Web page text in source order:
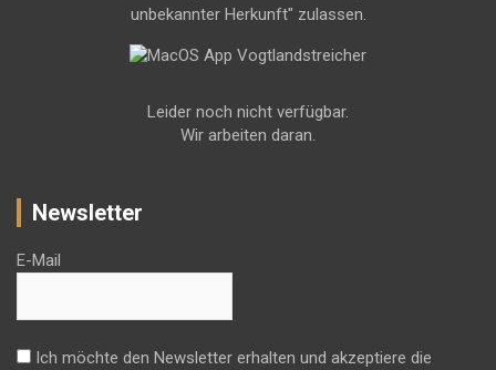
unbekannter Herkunft" zulassen.
Leider noch nicht verfügbar.
Wir arbeiten daran.
Newsletter
E-Mail
Ich möchte den Newsletter erhalten und akzeptiere die